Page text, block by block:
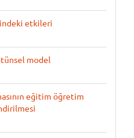
etkileri
model
eğitim öğretim